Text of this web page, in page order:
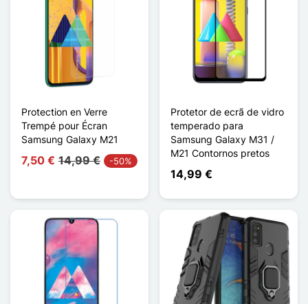
Protection en Verre
Trempé pour Écran
Samsung Galaxy M21
7,50 € 14,99 € -50%
Protetor de ecrã de vidro
temperado para
Samsung Galaxy M31 /
M21 Contornos pretos
14,99 €